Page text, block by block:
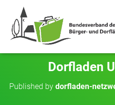
Dorfladen
Published by dorfladen-